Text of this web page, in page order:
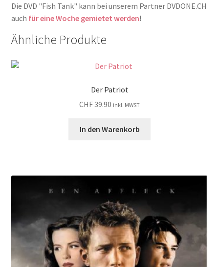
Die DVD "Fish Tank" kann bei unserem Partner DVDONE.CH
auch für eine Woche gemietet werden!
Ähnliche Produkte
Der Patriot
CHF39.90 inkl. MWST
In den Warenkorb